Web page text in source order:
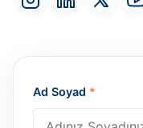
Ad Soyad *